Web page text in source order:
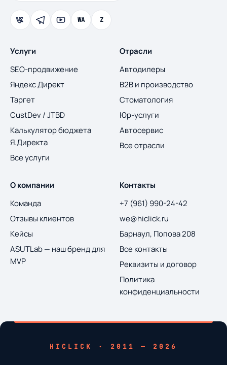
WA Z
Услуги
SEO-продвижение
Яндекс Директ
Таргет
CustDev / JTBD
Калькулятор бюджета
Я.Директа
Все услуги
Отрасли
Автодилеры
B2B и производство
Стоматология
Юр-услуги
Автосервис
Все отрасли
О компании
Команда
Отзывы клиентов
Кейсы
ASUTLab — наш бренд для
MVP
Контакты
+7 (961) 990-24-42
we@hiclick.ru
Барнаул, Попова 208
Все контакты
Реквизиты и договор
Политика
конфиденциальности
HICLICK · 2011 — 2026